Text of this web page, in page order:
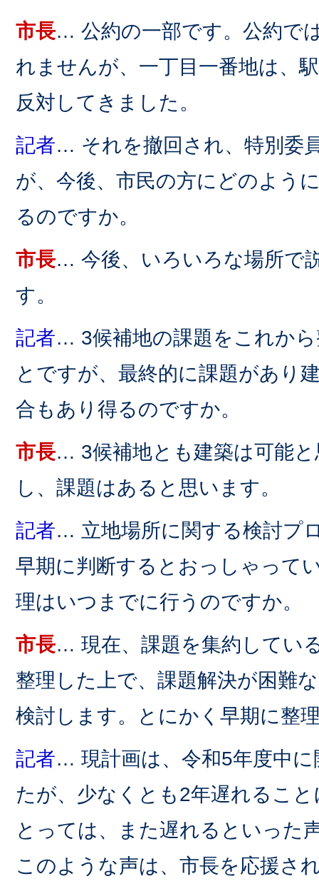
市長… 公約の一部です。公約で
れませんが、一丁目一番地は、
反対してきました。
記者… それを撤回され、特別委
が、今後、市民の方にどのよう
るのですか。
市長… 今後、いろいろな場所で
す。
記者… 3候補地の課題をこれか
とですが、最終的に課題があり
合もあり得るのですか。
市長… 3候補地とも建築は可能
し、課題はあると思います。
記者… 立地場所に関する検討プ
早期に判断するとおっしゃって
理はいつまでに行うのですか。
市長… 現在、課題を集約してい
整理した上で、課題解決が困難
検討します。とにかく早期に整
記者… 現計画は、令和5年度中
たが、少なくとも2年遅れるこ
とっては、また遅れるといった
このような声は、市長を応援さ